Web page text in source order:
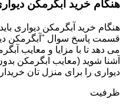
هنگام خرید آبگرمکن
هنگام خرید آبگرمکن دیواری
قسمت پاسخ سوال "آبگرمکن
می دهد تا با مزایا و معایب
آشنا شوید (معایب ابگرمکن
دیواری را برای منزل تان
ظرفیت